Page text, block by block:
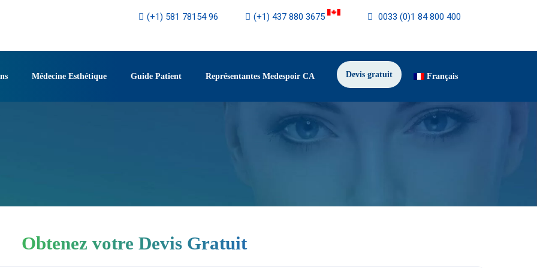
(+1) 581 78154 96 (+1) 437 880 3675 0033 (0)1 84 800 400
Médecine Esthétique Guide Patient Représentantes Medespoir CA Devis gratuit Français
Obtenez votre Devis Gratuit